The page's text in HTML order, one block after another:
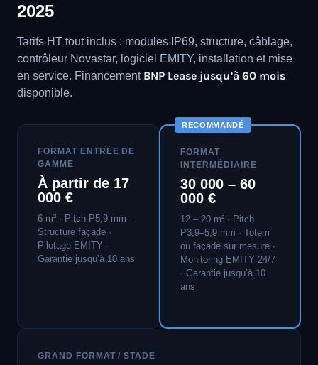
2025
Tarifs HT tout inclus : modules IP69, structure, câblage,
contrôleur Novastar, logiciel EMITY, installation et mise
en service. Financement BNP Lease jusqu’à 60 mois
disponible.
FORMAT ENTRÉE DE
GAMME
À partir de 17
000 €
6 m² · Pitch P5,9 mm ·
Structure façade ·
Pilotage EMITY ·
Garantie jusqu’à 10 ans
RECOMMANDÉ
FORMAT
INTERMÉDIAIRE
30 000 – 60
000 €
12 – 20 m² · Pitch
P3,9–5,9 mm · Totem
ou façade sur mesure ·
Monitoring EMITY 24/7
· Garantie jusqu’à 10
ans
GRAND FORMAT / STADE